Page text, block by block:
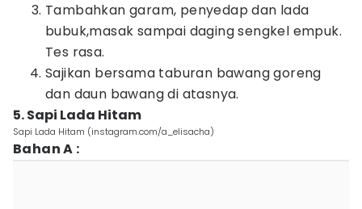
Tambahkan garam, penyedap dan lada
bubuk,masak sampai daging sengkel empuk.
Tes rasa.
Sajikan bersama taburan bawang goreng
dan daun bawang di atasnya.
5. Sapi Lada Hitam
Sapi Lada Hitam (instagram.com/a_elisacha)
Bahan A :